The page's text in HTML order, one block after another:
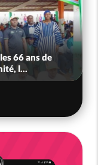
66 ans de
l...